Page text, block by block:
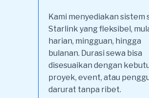
Kami menyediakan sistem
Starlink yang fleksibel,
harian, mingguan, hingga
bulanan. Durasi sewa bisa
disesuaikan dengan
proyek, event, atau
darurat tanpa ribet.